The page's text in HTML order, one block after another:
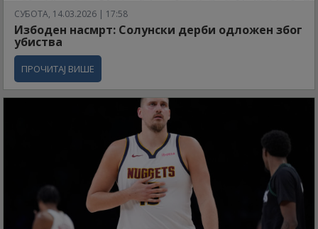
СУБОТА, 14.03.2026 | 17:58
Избоден насмрт: Солунски дерби одложен због
убиства
ПРОЧИТАЈ ВИШЕ